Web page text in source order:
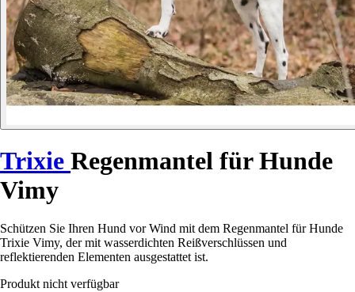
Trixie Regenmantel für Hunde
Vimy
Schützen Sie Ihren Hund vor Wind mit dem Regenmantel für Hunde
Trixie Vimy, der mit wasserdichten Reißverschlüssen und
reflektierenden Elementen ausgestattet ist.
Produkt nicht verfügbar